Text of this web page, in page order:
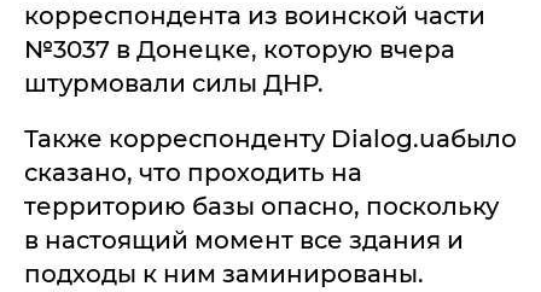
корреспондента из воинской части
№3037 в Донецке, которую вчера
штурмовали силы ДНР.
Также корреспонденту Dialog.uaбыло
сказано, что проходить на
территорию базы опасно, поскольку
в настоящий момент все здания и
подходы к ним заминированы.